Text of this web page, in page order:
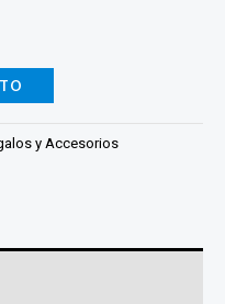
y Accesorios